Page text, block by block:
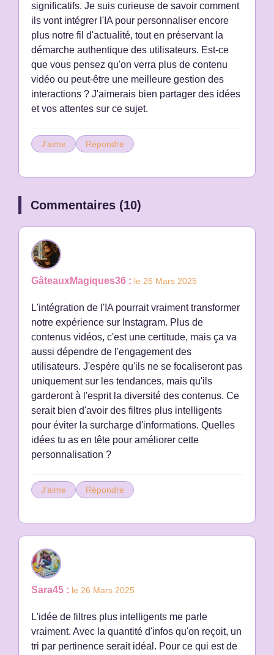
significatifs. Je suis curieuse de savoir comment
ils vont intégrer l'IA pour personnaliser encore
plus notre fil d'actualité, tout en préservant la
démarche authentique des utilisateurs. Est-ce
que vous pensez qu'on verra plus de contenu
vidéo ou peut-être une meilleure gestion des
interactions ? J'aimerais bien partager des idées
et vos attentes sur ce sujet.
J'aime Répondre
Commentaires (10)
GâteauxMagiques36 : le 26 Mars 2025
L'intégration de l'IA pourrait vraiment transformer
notre expérience sur Instagram. Plus de
contenus vidéos, c'est une certitude, mais ça va
aussi dépendre de l'engagement des
utilisateurs. J'espère qu'ils ne se focaliseront pas
uniquement sur les tendances, mais qu'ils
garderont à l'esprit la diversité des contenus. Ce
serait bien d'avoir des filtres plus intelligents
pour éviter la surcharge d'informations. Quelles
idées tu as en tête pour améliorer cette
personnalisation ?
J'aime Répondre
Sara45 : le 26 Mars 2025
L'idée de filtres plus intelligents me parle
vraiment. Avec la quantité d'infos qu'on reçoit, un
tri par pertinence serait idéal. Pour ce qui est de